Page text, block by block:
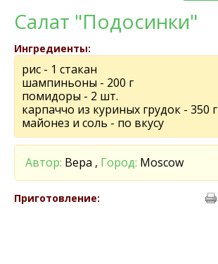
Салат "Подосинки"
Ингредиенты:
рис - 1 стакан
шампиньоны - 200 г
помидоры - 2 шт.
карпаччо из куриных грудок - 350 г
майонез и соль - по вкусу
Автор: Вера , Город: Moscow
Приготовление: